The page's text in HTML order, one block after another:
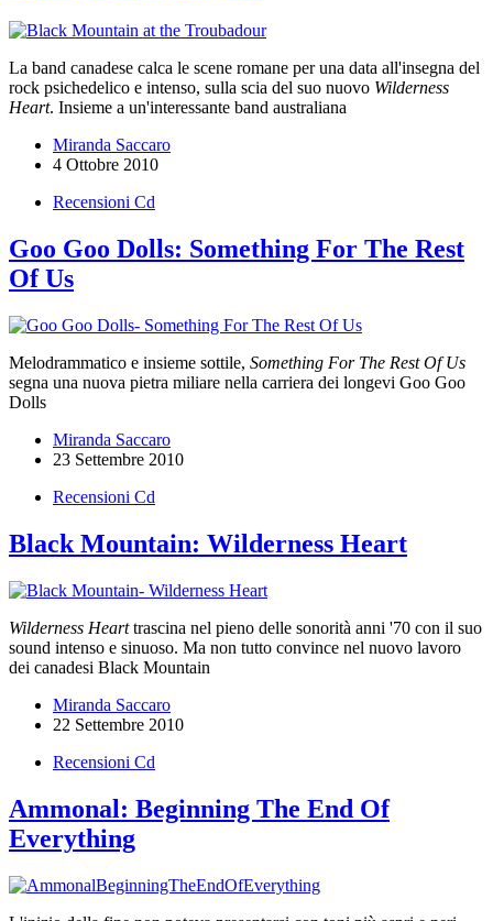
La band canadese calca le scene romane per una data all'insegna del
rock psichedelico e intenso, sulla scia del suo nuovo Wilderness
Heart. Insieme a un'interessante band australiana
Miranda Saccaro
4 Ottobre 2010
Recensioni Cd
Goo Goo Dolls: Something For The Rest
Of Us
Melodrammatico e insieme sottile, Something For The Rest Of Us
segna una nuova pietra miliare nella carriera dei longevi Goo Goo
Dolls
Miranda Saccaro
23 Settembre 2010
Recensioni Cd
Black Mountain: Wilderness Heart
Wilderness Hearttrascina nel pieno delle sonorità anni '70 con il suo
sound intenso e sinuoso. Ma non tutto convince nel nuovo lavoro
dei canadesi Black Mountain
Miranda Saccaro
22 Settembre 2010
Recensioni Cd
Ammonal: Beginning The End Of
Everything